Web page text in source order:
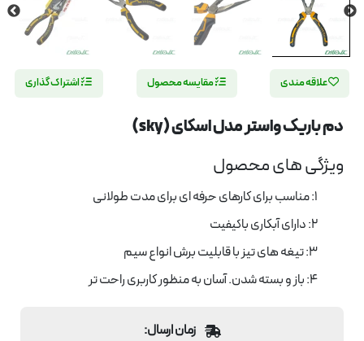
علاقه مندی مقایسه محصول اشتراک گذاری
دم باریک واستر مدل اسکای (sky)
ویژگی های محصول
1: مناسب برای کارهای حرفه ای برای مدت طولانی
2: دارای آبکاری باکیفیت
3: تیغه های تیز با قابلیت برش انواع سیم
4: باز و بسته شدن. آسان به منظور کاربری راحت تر
زمان ارسال: